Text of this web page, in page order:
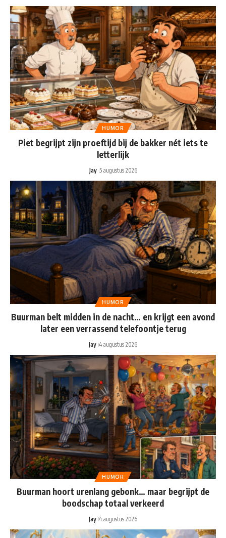
HUMOR
Piet begrijpt zijn proeftijd bij de bakker nét iets te
letterlijk
Jay 5 augustus 2026
HUMOR
Buurman belt midden in de nacht… en krijgt een avond
later een verrassend telefoontje terug
Jay 4 augustus 2026
HUMOR
Buurman hoort urenlang gebonk… maar begrijpt de
boodschap totaal verkeerd
Jay 4 augustus 2026